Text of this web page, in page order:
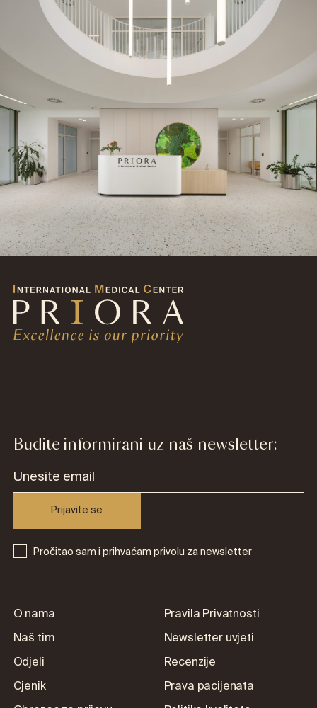
Budite informirani uz naš newsletter:
Prijavite se
Pročitao sam i prihvaćamprivolu za newsletter
O nama
Naš tim
Odjeli
Cjenik
Pravila Privatnosti
Newsletter uvjeti
Recenzije
Prava pacijenata